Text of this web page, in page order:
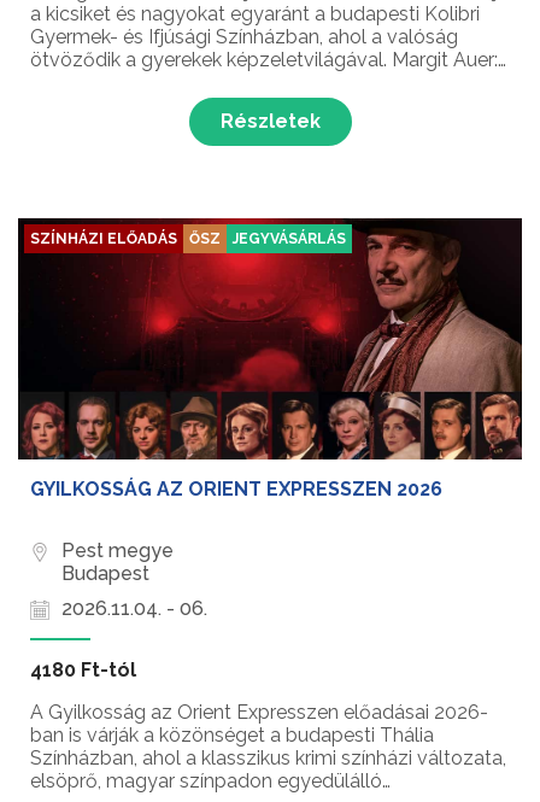
a kicsiket és nagyokat egyaránt a budapesti Kolibri
Gyermek- és Ifjúsági Színházban, ahol a valóság
ötvöződik a gyerekek képzeletvilágával. Margit Auer:
egyaránt ebben a fantasztikus előadásb...
Részletek
SZÍNHÁZI ELŐADÁS ŐSZ JEGYVÁSÁRLÁS
GYILKOSSÁG AZ ORIENT EXPRESSZEN 2026
Pest megye
Budapest
2026.11.04. - 06.
4180 Ft-tól
A Gyilkosság az Orient Expresszen előadásai 2026-
ban is várják a közönséget a budapesti Thália
Színházban, ahol a klasszikus krimi színházi változata,
elsöprő, magyar színpadon egyedülálló